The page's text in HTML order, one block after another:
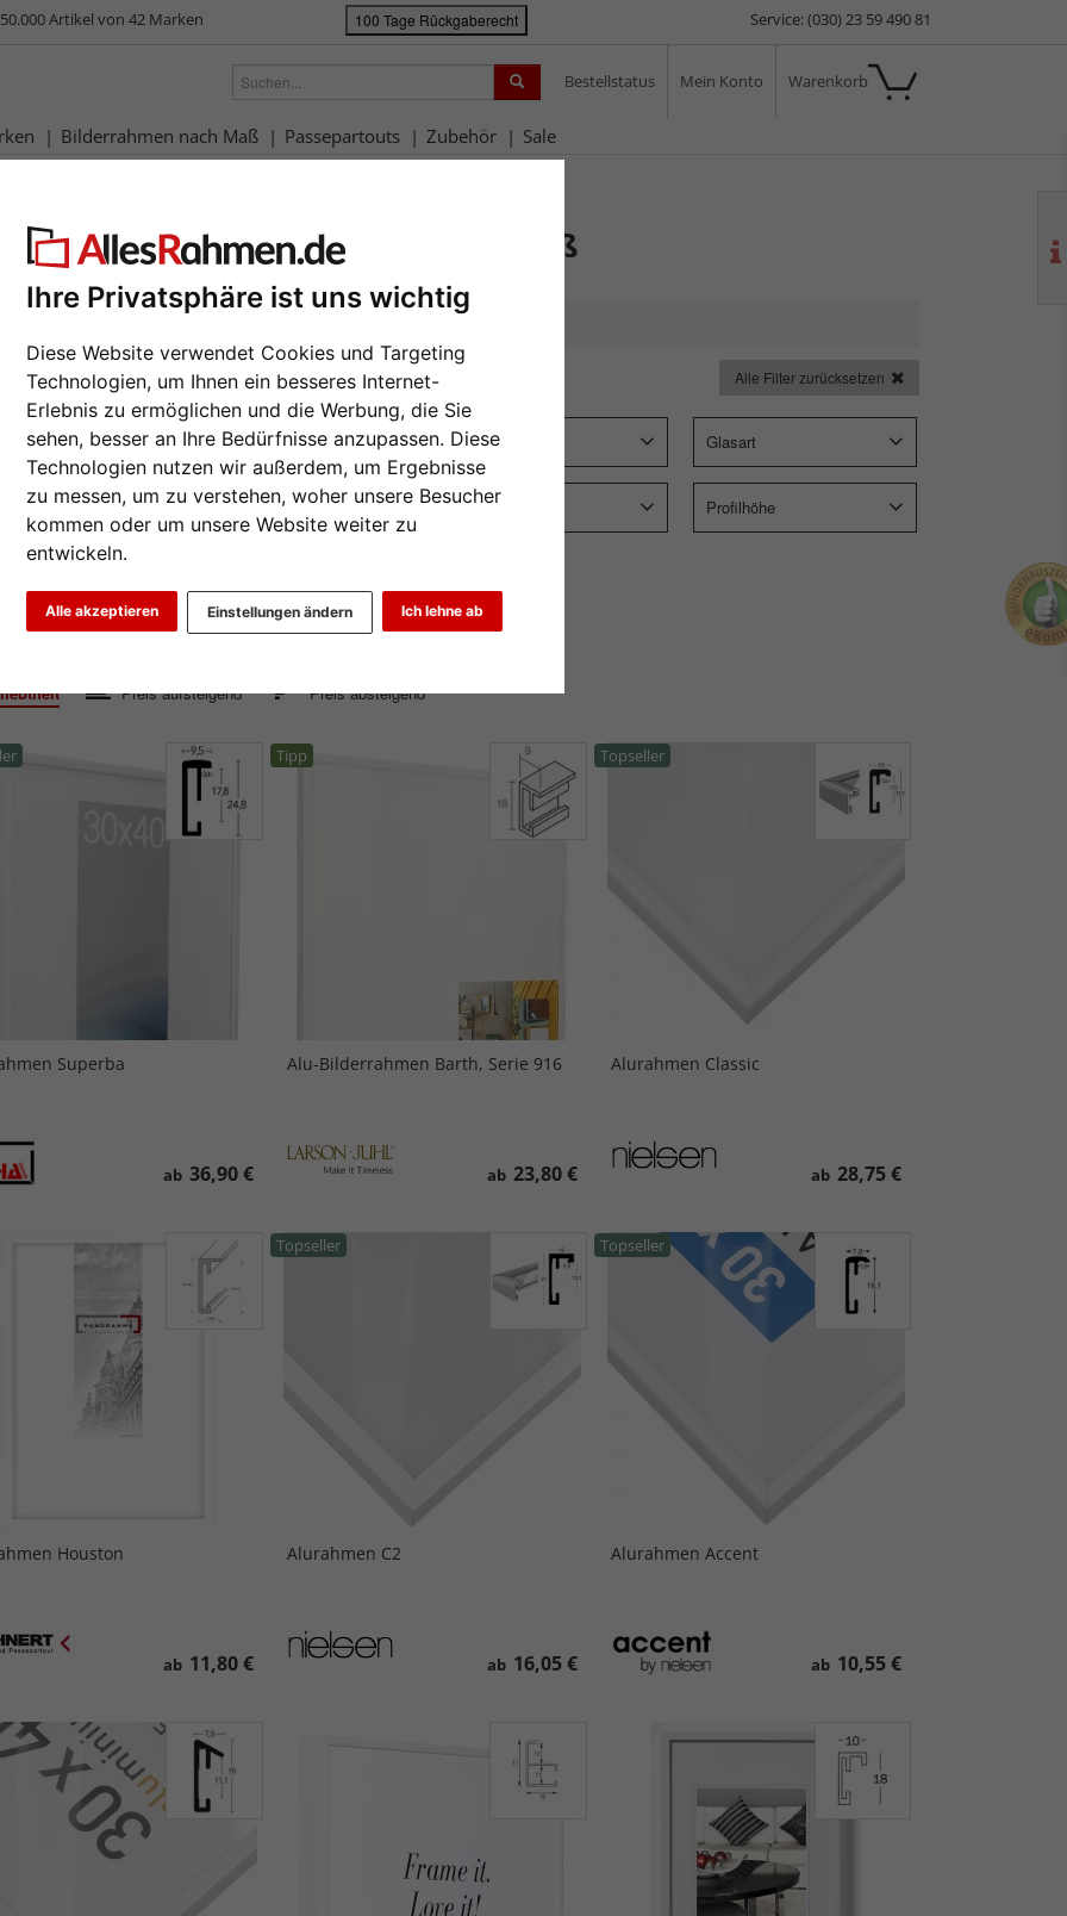
Ihre Privatsphäre ist uns wichtig
Diese Website verwendet Cookies und Targeting
Technologien, um Ihnen ein besseres Internet-
Erlebnis zu ermöglichen und die Werbung, die Sie
sehen, besser an Ihre Bedürfnisse anzupassen. Diese
Technologien nutzen wir außerdem, um Ergebnisse
zu messen, um zu verstehen, woher unsere Besucher
kommen oder um unsere Website weiter zu
entwickeln.
Alle akzeptieren Ich lehne ab
Einstellungen ändern
Artikel von 42 Marken 100 Tage Rückgaberecht Service: (030) 23 59 490 81
Bestellstatus Mein Konto Warenkorb
Bilderrahmen nach Maß Passepartouts Zubehör Sale
Bilderrahmen - Farbe weiß
Alle Filter zurücksetzen
Weiß
Marke Farbe Glasart
Schnelle Lieferung Merkmal Profilhöhe
Preis aufsteigend Preis absteigend
Superba
ab 36,90 €
Tipp
Alu-Bilderrahmen Barth, Serie 916
ab 23,80 €
Topseller
Alurahmen Classic
ab 28,75 €
Houston
ab 11,80 €
Topseller
Alurahmen C2
ab 16,05 €
Topseller
Alurahmen Accent
ab 10,55 €